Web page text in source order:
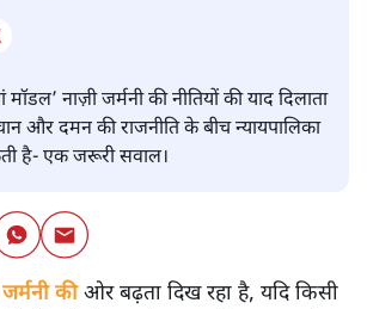
नाज़ी जर्मनी की नीतियों की याद दिलाता
और दमन की राजनीति के बीच न्यायपालिका
है- एक जरूरी सवाल।
कीओर बढ़ता दिख रहा है, यदि किसी